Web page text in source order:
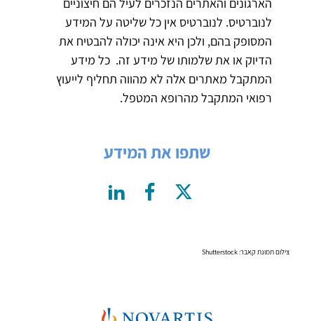
לנוברטיס. לנוברטיס אין כל שליטה על המידע
המסופק בהם, ולכן היא אינה יכולה להבטיח את
הדיוק או את שלמותו של מידע זה. כל מידע
המתקבל מאתרים אלה לא מהווה תחליף לייעוץ
רפואי המתקבל מהרופא המטפל.
שתפו את המידע
צילום תמונת קאבר: Shutterstock